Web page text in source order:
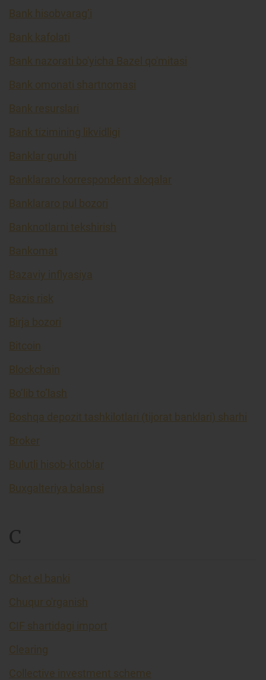
Bank hisobvarag’i
Bank kafolati
Bank nazorati bo'yicha Bazel qo'mitasi
Bank omonati shartnomasi
Bank resurslari
Bank tizimining likvidligi
Banklar guruhi
Banklararo korrespondent aloqalar
Banklararo pul bozori
Banknotlarni tekshirish
Bankomat
Bazaviy inflyasiya
Bazis risk
Birja bozori
Bitcoin
Blockchain
Bo’lib to’lash
Boshqa depozit tashkilotlari (tijorat banklari) sharhi
Broker
Bulutli hisob-kitoblar
Buxgalteriya balansi
C
Chet el banki
Chuqur o'rganish
CIF shartidagi import
Clearing
Collective investment scheme